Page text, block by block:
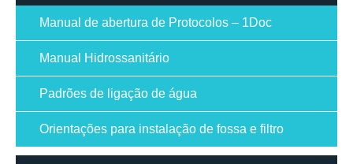
Manual de abertura de Protocolos – 1Doc
Manual Hidrossanitário
Padrões de ligação de água
Orientações para instalação de fossa e filtro